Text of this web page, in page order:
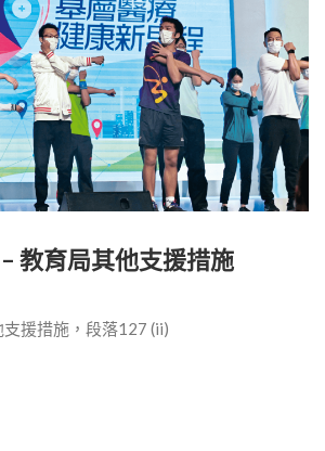
教育局其他支援措施
援措施，段落127 (ii)